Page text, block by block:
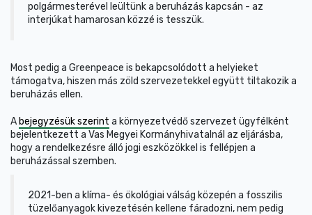
polgármesterével leültünk a beruházás kapcsán - az
interjúkat hamarosan közzé is tesszük.
Most pedig a Greenpeace is bekapcsolódott a helyieket
támogatva, hiszen más zöld szervezetekkel együtt tiltakozik a
beruházás ellen.
A bejegyzésük szerint a környezetvédő szervezet ügyfélként
bejelentkezett a Vas Megyei Kormányhivatalnál az eljárásba,
hogy a rendelkezésre álló jogi eszközökkel is fellépjen a
beruházással szemben.
2021-ben a klíma- és ökológiai válság közepén a fosszilis
tüzelőanyagok kivezetésén kellene fáradozni, nem pedig